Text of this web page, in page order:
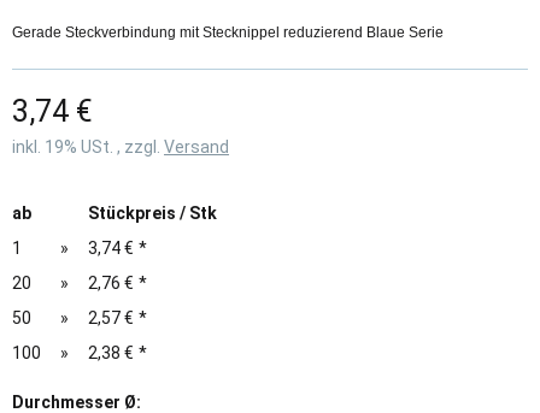
Gerade Steckverbindung mit Stecknippel reduzierend Blaue Serie
3,74 €
inkl. 19% USt. , zzgl. Versand
ab
Stückpreis / Stk
1
» 3,74 € *
20
» 2,76 € *
50
» 2,57 € *
100
» 2,38 € *
Durchmesser Ø: